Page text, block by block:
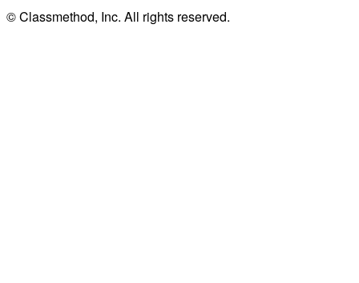
© Classmethod, Inc. All rights reserved.